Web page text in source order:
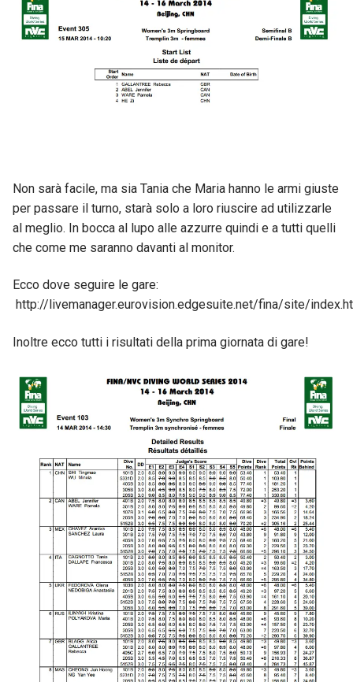
Non sarà facile, ma sia Tania che Maria hanno le armi giuste
per passare il turno, starà solo a loro riuscire ad utilizzarle
al meglio. In bocca al lupo alle azzurre quindi e a tutti quelli
che come me saranno davanti al monitor.
Ecco dove seguire le gare:
http://livemanager.eurovision.edgesuite.net/fina/site/
Inoltre ecco tutti i risultati della prima giornata di gare!